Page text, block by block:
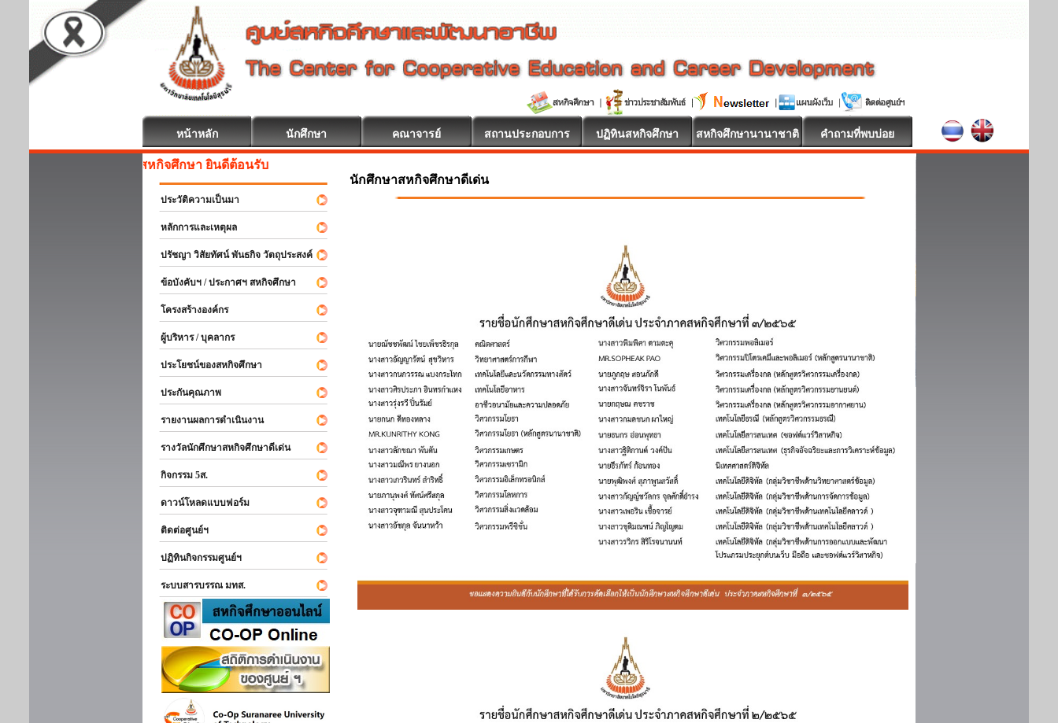
หน้าหลัก นักศึกษา คณาจารย์ สถานประกอบการ ปฏิทินสหกิจศึกษา สหกิจศึกษานานาชาติ คำถามที่พบบ่อย
สหกิจศึกษา ยินดีต้อนรับ
ประวัติความเป็นมา
หลักการและเหตุผล
ปรัชญา วิสัยทัศน์ พันธกิจ วัตถุประสงค์
ข้อบังคับฯ / ประกาศฯ สหกิจศึกษา
โครงสร้างองค์กร
ผู้บริหาร / บุคลากร
ประโยชน์ของสหกิจศึกษา
ประกันคุณภาพ
รายงานผลการดำเนินงาน
รางวัลนักศึกษาสหกิจศึกษาดีเด่น
กิจกรรม 5ส.
ดาวน์โหลดแบบฟอร์ม
ติดต่อศูนย์ฯ
ปฏิทินกิจกรรมศูนย์ฯ
ระบบสารบรรณ มทส.
นักศึกษาสหกิจศึกษาดีเด่น